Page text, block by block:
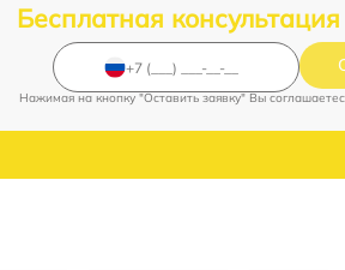
Бесплатная
Нажимая на кнопку "Оставить заявку" Вы